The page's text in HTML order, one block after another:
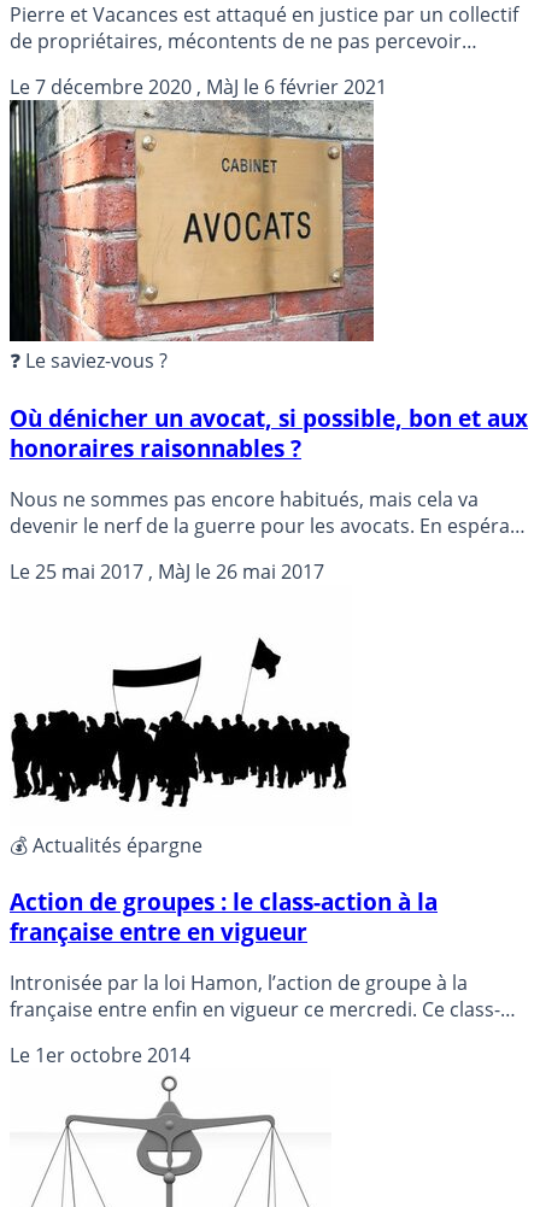
Pierre et Vacances est attaqué en justice par un collectif
de propriétaires, mécontents de ne pas percevoir
bataille juridique s’annonce afin de déterminer si la cas
de force majeure, invoqué par Pierre et Vacances, est
applicable dans ce cadre. Les risques de l’investissement
immobilier se rappellent soudainement aux
investisseurs.
Le7 décembre 2020 , MàJ le 6 février 2021
❓ Le saviez-vous ?
Où dénicher un avocat, si possible, bon et aux
honoraires raisonnables ?
Nous ne sommes pas encore habitués, mais cela va
devenir le nerf de la guerre pour les avocats. En espérant
avec des publicités pour des avocats sur les paquets de
campagnes publicitaires afin de trouver de nouveaux
Le25 mai 2017 , MàJ le26 mai 2017
💰 Actualités épargne
Action de groupes : le class-action à la
française entre en vigueur
Intronisée par la loi Hamon, l’action de groupe à la
française entre enfin en vigueur ce mercredi. Ce class-
de se regrouper eux-mêmes, seules les associations
agréées sont autorisées à agir en justice.
Le 1er octobre 2014